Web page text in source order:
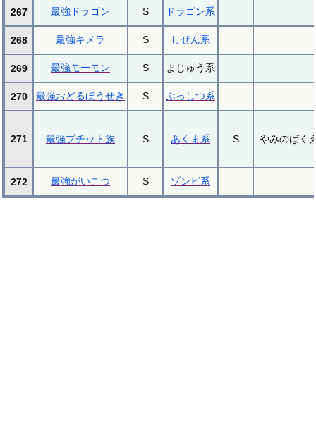
267 最強ドラゴン S ドラゴン系
268 最強キメラ S しぜん系
269 最強モーモン S まじゅう系
270 最強おどるほうせき S ぶっしつ系
271 最強プチット族 S あくま系 S やみのばく
272 最強がいこつ S ゾンビ系